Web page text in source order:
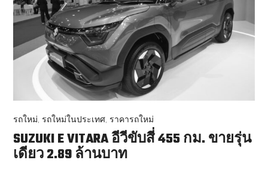
รถใหม่,รถใหม่ในประเทศ,ราคารถใหม่
SUZUKI E VITARA อีวีขับสี่ 455 กม. ขายรุ่น
เดียว 2.89 ล้านบาท